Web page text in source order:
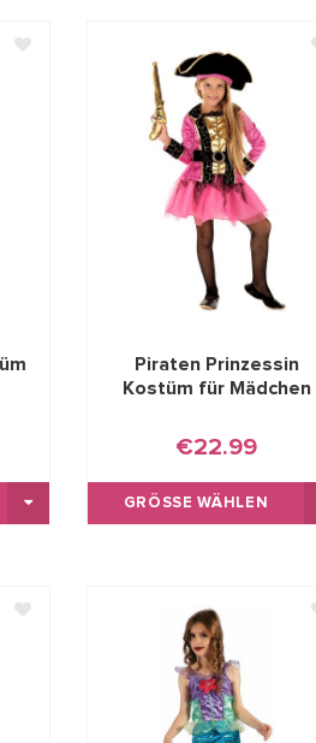
Piraten Prinzessin
Kostüm für Mädchen
€22.99
GRÖSSE WÄHLEN